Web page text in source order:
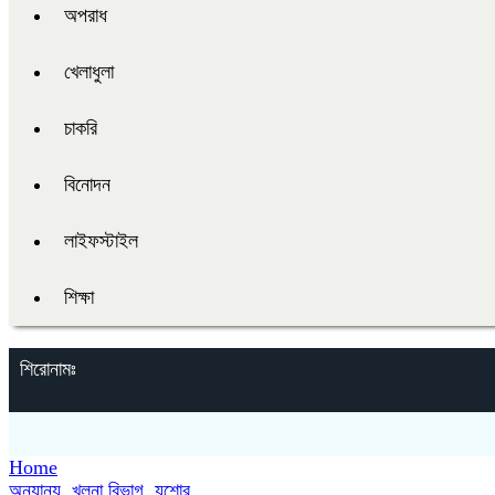
অপরাধ
খেলাধুলা
চাকরি
বিনোদন
লাইফস্টাইল
শিক্ষা
শিরোনামঃ
Home
অন্যান্য, খুলনা বিভাগ, যশোর